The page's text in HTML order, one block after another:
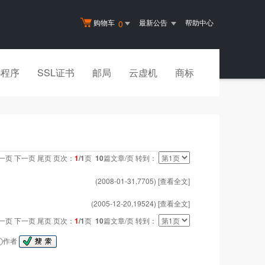
购物车 0 最新公告 帮助中心
序 SSL证书 邮局 云虚机 商标
页 下一页 尾页 页次： 1/1页 10篇文章/页 转到：
(2008-01-31,7705) [查看全文]
(2005-12-20,19524) [查看全文]
页 下一页 尾页 页次： 1/1页 10篇文章/页 转到：
作者